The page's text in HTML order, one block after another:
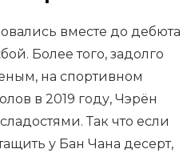
вместе до дебюта
Более того, задолго
на спортивном
в 2019 году, Чэрён
Так что если
у Бан Чана десерт,